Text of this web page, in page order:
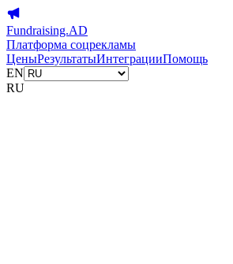
Fundraising.AD
Платформа соцрекламы
ЦеныРезультатыИнтеграцииПомощь
EN
RU